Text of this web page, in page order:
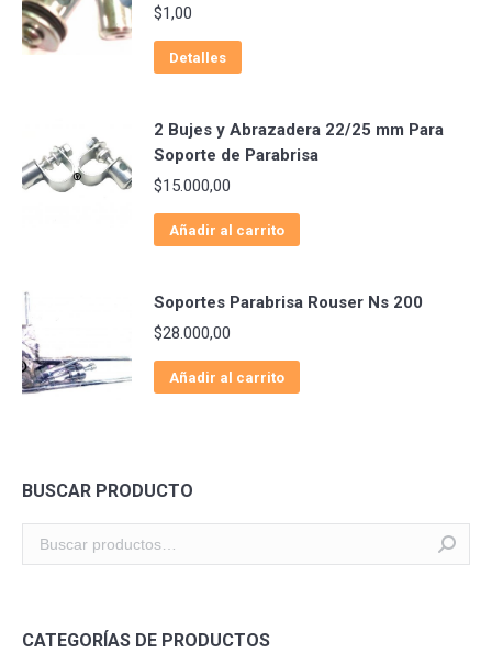
$1,00
Detalles
2 Bujes y Abrazadera 22/25 mm Para
Soporte de Parabrisa
$15.000,00
Añadir al carrito
Soportes Parabrisa Rouser Ns 200
$28.000,00
Añadir al carrito
BUSCAR PRODUCTO
CATEGORÍAS DE PRODUCTOS